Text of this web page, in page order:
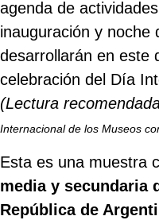
agenda de
inauguración y noche
desarrollarán en este
celebración del Día
(Lectura
Internacional de los Museos
Esta es una muestra
media y secundaria
República de